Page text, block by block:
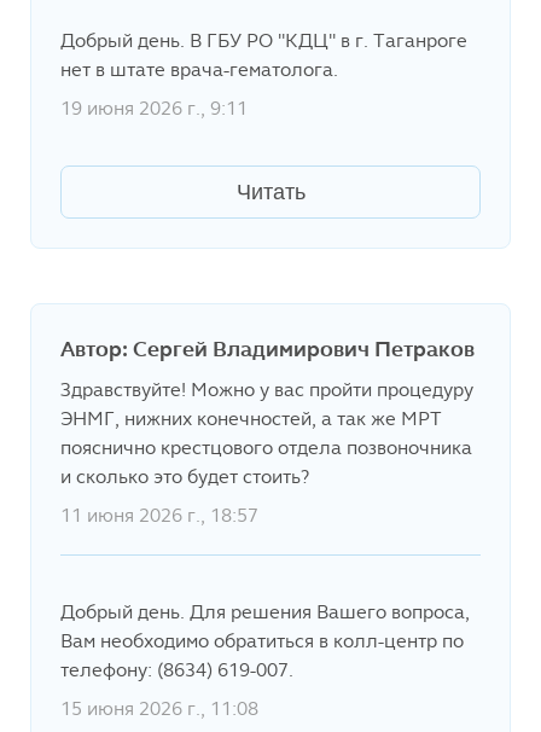
Добрый день. В ГБУ РО "КДЦ" в г. Таганроге
нет в штате врача-гематолога.
19 июня 2026 г., 9:11
Читать
Автор: Сергей Владимирович Петраков
Здравствуйте! Можно у вас пройти процедуру
ЭНМГ, нижних конечностей, а так же МРТ
пояснично крестцового отдела позвоночника
и сколько это будет стоить?
11 июня 2026 г., 18:57
Добрый день. Для решения Вашего вопроса,
Вам необходимо обратиться в колл-центр по
телефону: (8634) 619-007.
15 июня 2026 г., 11:08